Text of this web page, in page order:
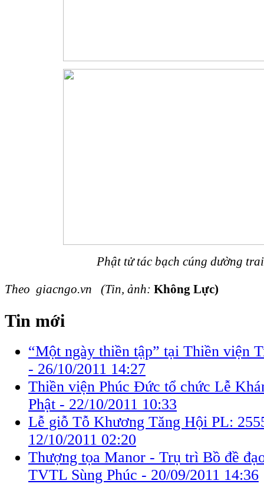
Phật tử tác bạch cúng dường
Theo giacngo.vn (Tin, ảnh: Không Lực)
Tin mới
“Một ngày thiền tập” tại Thiền viện
- 26/10/2011 14:27
Thiền viện Phúc Đức tổ chức Lễ
Phật - 22/10/2011 10:33
Lễ giỗ Tỗ Khương Tăng Hội PL:
12/10/2011 02:20
Thượng tọa Manor - Trụ trì Bồ đề
TVTL Sùng Phúc - 20/09/2011 14:36